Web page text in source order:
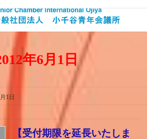
年6月1日
1日
【受付期限を延長いたしま